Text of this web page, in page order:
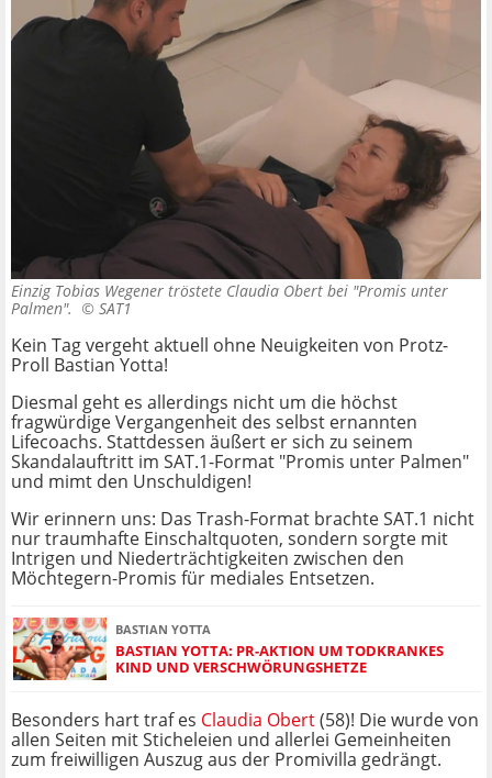
Einzig Tobias Wegener tröstete Claudia Obert bei "Promis unter
Palmen". © SAT1
Kein Tag vergeht aktuell ohne Neuigkeiten von Protz-
Proll Bastian Yotta!
Diesmal geht es allerdings nicht um die höchst
fragwürdige Vergangenheit des selbst ernannten
Lifecoachs. Stattdessen äußert er sich zu seinem
Skandalauftritt im SAT.1-Format "Promis unter Palmen"
und mimt den Unschuldigen!
Wir erinnern uns: Das Trash-Format brachte SAT.1 nicht
nur traumhafte Einschaltquoten, sondern sorgte mit
Intrigen und Niederträchtigkeiten zwischen den
Möchtegern-Promis für mediales Entsetzen.
BASTIAN YOTTA
BASTIAN YOTTA: PR-AKTION UM TODKRANKES
KIND UND VERSCHWÖRUNGSHETZE
Besonders hart traf es Claudia Obert(58)! Die wurde von
allen Seiten mit Sticheleien und allerlei Gemeinheiten
zum freiwilligen Auszug aus der Promivilla gedrängt.